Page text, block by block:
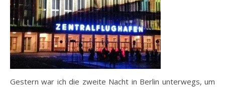
Gestern war ich die zweite Nacht in Berlin unterwegs, um